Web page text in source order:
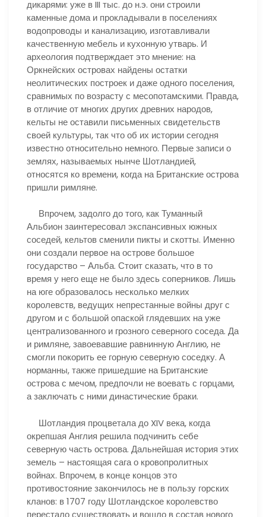
дикарями: уже в III тыс. до н.э. они строили
каменные дома и прокладывали в поселениях
водопроводы и канализацию, изготавливали
качественную мебель и кухонную утварь. И
археология подтверждает это мнение: на
Оркнейских островах найдены остатки
неолитических построек и даже одного поселения,
сравнимых по возрасту с месопотамскими. Правда,
в отличие от многих других древних народов,
кельты не оставили письменных свидетельств
своей культуры, так что об их истории сегодня
известно относительно немного. Первые записи о
землях, называемых нынче Шотландией,
относятся ко времени, когда на Британские острова
пришли римляне.
Впрочем, задолго до того, как Туманный
Альбион заинтересовал экспансивных южных
соседей, кельтов сменили пикты и скотты. Именно
они создали первое на острове большое
государство – Альба. Стоит сказать, что в то
время у него еще не было здесь соперников. Лишь
на юге образовалось несколько мелких
королевств, ведущих непрестанные войны друг с
другом и с большой опаской глядевших на уже
централизованного и грозного северного соседа. Да
и римляне, завоевавшие равнинную Англию, не
смогли покорить ее горную северную соседку. А
норманны, также пришедшие на Британские
острова с мечом, предпочли не воевать с горцами,
а заключать с ними династические браки.
Шотландия процветала до XIV века, когда
окрепшая Англия решила подчинить себе
северную часть острова. Дальнейшая история этих
земель – настоящая сага о кровопролитных
войнах. Впрочем, в конце концов это
противостояние закончилось не в пользу горских
кланов: в 1707 году Шотландское королевство
перестало существовать и вошло в состав нового